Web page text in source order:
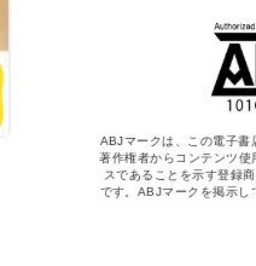
ABJマークは、この電子書
著作権者からコンテンツ
スであることを示す登録
です。ABJマークを掲示し